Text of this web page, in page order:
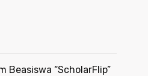
Beasiswa “ScholarFlip”